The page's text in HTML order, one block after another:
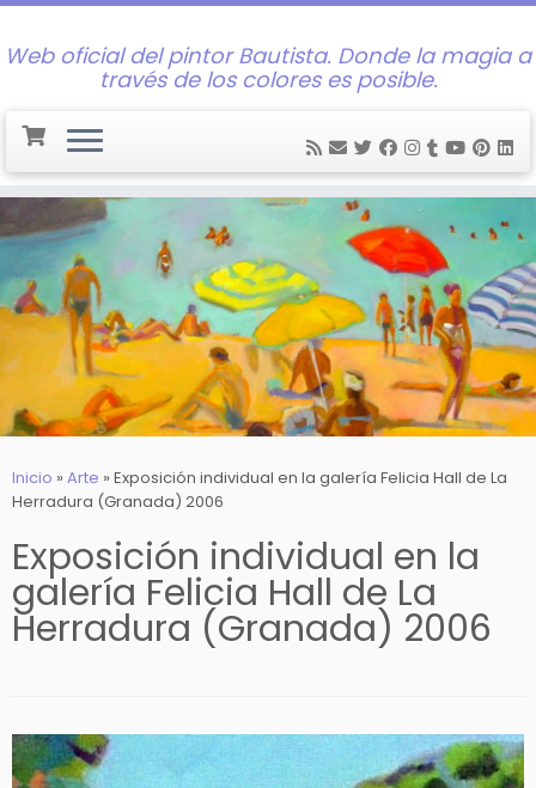
al
contenido
Web oficial del pintor Bautista. Donde la magia a
través de los colores es posible.
Inicio » Arte » Exposición individual en la galería Felicia Hall de La
Herradura (Granada) 2006
Exposición individual en la
galería Felicia Hall de La
Herradura (Granada) 2006